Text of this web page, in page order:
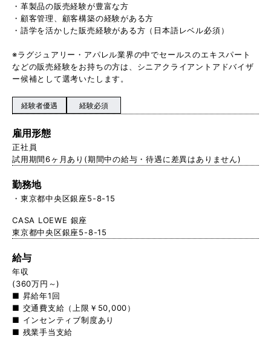
・革製品の販売経験が豊富な方
・顧客管理、顧客構築の経験がある方
・語学を活かした販売経験がある方（日本語レベル必須）
※ラグジュアリー・アパレル業界の中でセールスのエキスパート
などの販売経験をお持ちの方は、シニアクライアントアドバイザ
ー候補として選考いたします。
経験者優遇 経験必須
雇用形態
正社員
試用期間6ヶ月あり(期間中の給与・待遇に差異はありません)
勤務地
東京都中央区銀座5-8-15
CASA LOEWE 銀座
東京都中央区銀座5-8-15
給与
年収
(360万円～)
■ 昇給年1回
■ 交通費支給（上限￥50,000）
■ インセンティブ制度あり
■ 残業手当支給